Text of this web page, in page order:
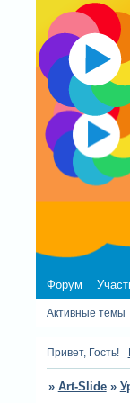
Форум
Активные темы
Привет, Гость!
» Art-Slide »